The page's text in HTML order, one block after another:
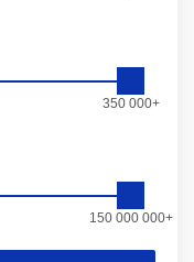
350 000+
150 000 000+